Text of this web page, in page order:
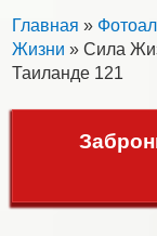
Главная »
Жизни » Сила
Таиланде 121